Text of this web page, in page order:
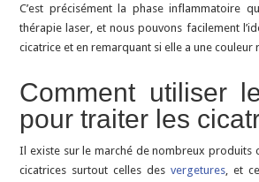
C’est précisément la phase inflammatoire
thérapie laser, et nous pouvons facilement
cicatrice et en remarquant si elle a une couleur
Comment utiliser
pour traiter les
Il existe sur le marché de nombreux produits
cicatrices surtout celles desvergetures , et